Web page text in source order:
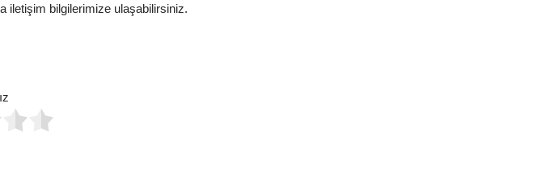
iletişim bilgilerimize ulaşabilirsiniz.